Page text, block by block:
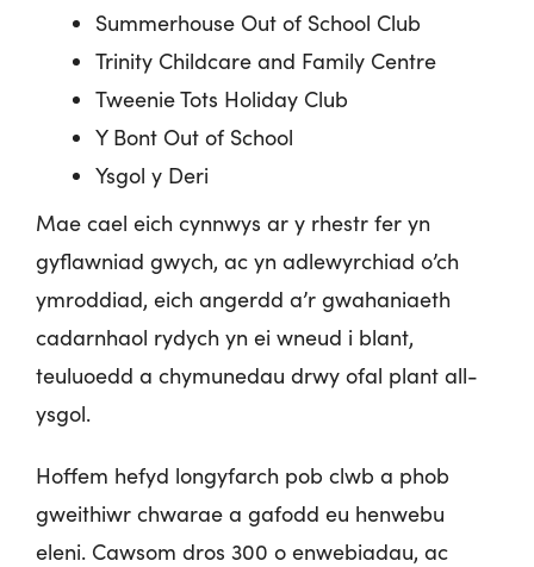
Summerhouse Out of School Club
Trinity Childcare and Family Centre
Tweenie Tots Holiday Club
Y Bont Out of School
Ysgol y Deri
Mae cael eich cynnwys ar y rhestr fer yn
gyflawniad gwych, ac yn adlewyrchiad o’ch
ymroddiad, eich angerdd a’r gwahaniaeth
cadarnhaol rydych yn ei wneud i blant,
teuluoedd a chymunedau drwy ofal plant all-
ysgol.
Hoffem hefyd longyfarch pob clwb a phob
gweithiwr chwarae a gafodd eu henwebu
eleni. Cawsom dros 300 o enwebiadau, ac